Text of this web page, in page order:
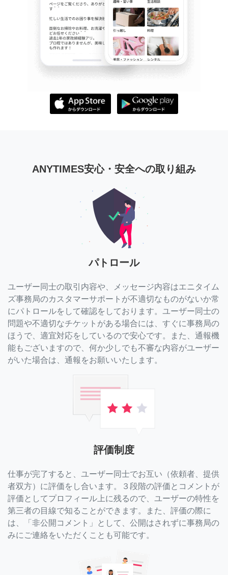
ANYTIMES安心・安全への取り組み
パトロール
ユーザー同士の取引内容や、メッセージ内容はエニタイム
ズ事務局のカスタマーサポートが不適切なものがないか常
にパトロールをして確認をしております。ユーザー同士の
問題や不適切なチケットがある場合には、すぐに事務局の
ほうで、適宜対応をしているので安心です。また、通報機
能もございますので、何か少しでも不審な内容がユーザー
がいた場合は、通報をお願いいたします。
評価制度
仕事が完了すると、ユーザー同士でお互い（依頼者、提供
者双方）に評価をし合います。３段階の評価とコメントが
評価としてプロフィール上に残るので、ユーザーの特性を
第三者の目線で知ることができます。また、評価の際に
は、「非公開コメント」として、公開はされずに事務局の
みにご連絡をいただくことも可能です。